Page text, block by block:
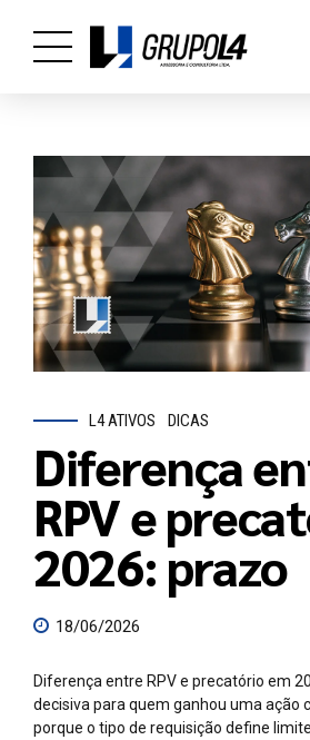
L4 ATIVOS DICAS
Diferença
RPV e
2026: prazo
18/06/2026
Diferença entre RPV e precatório em
decisiva para quem ganhou uma ação
porque o tipo de requisição define